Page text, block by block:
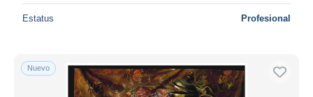
Estatus Profesional
Nuevo